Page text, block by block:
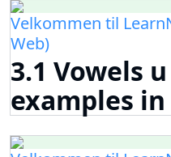
Velkommen til
Web)
3.1 Vowels u
examples